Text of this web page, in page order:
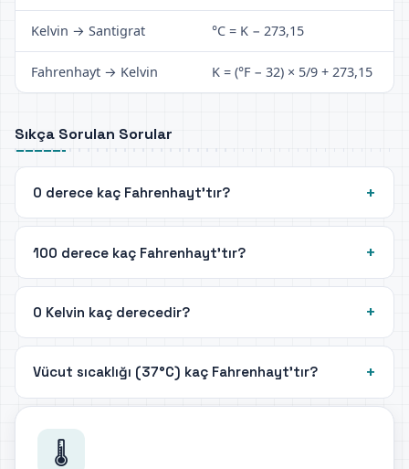
Kelvin → Santigrat °C = K − 273,15
Fahrenhayt → Kelvin K = (°F − 32) × 5/9 + 273,15
Sıkça Sorulan Sorular
0 derece kaç Fahrenhayt'tır?
100 derece kaç Fahrenhayt'tır?
0 Kelvin kaç derecedir?
Vücut sıcaklığı (37°C) kaç Fahrenhayt'tır?
🌡️